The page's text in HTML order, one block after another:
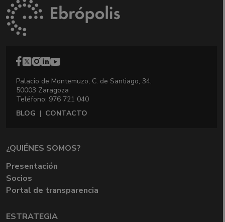
Palacio de Montemuzo, C. de Santiago, 34,
50003 Zaragoza
Teléfono: 976 721 040
BLOG | CONTACTO
¿QUIÉNES SOMOS?
Presentación
Socios
Portal de transparencia
ESTRATEGIA